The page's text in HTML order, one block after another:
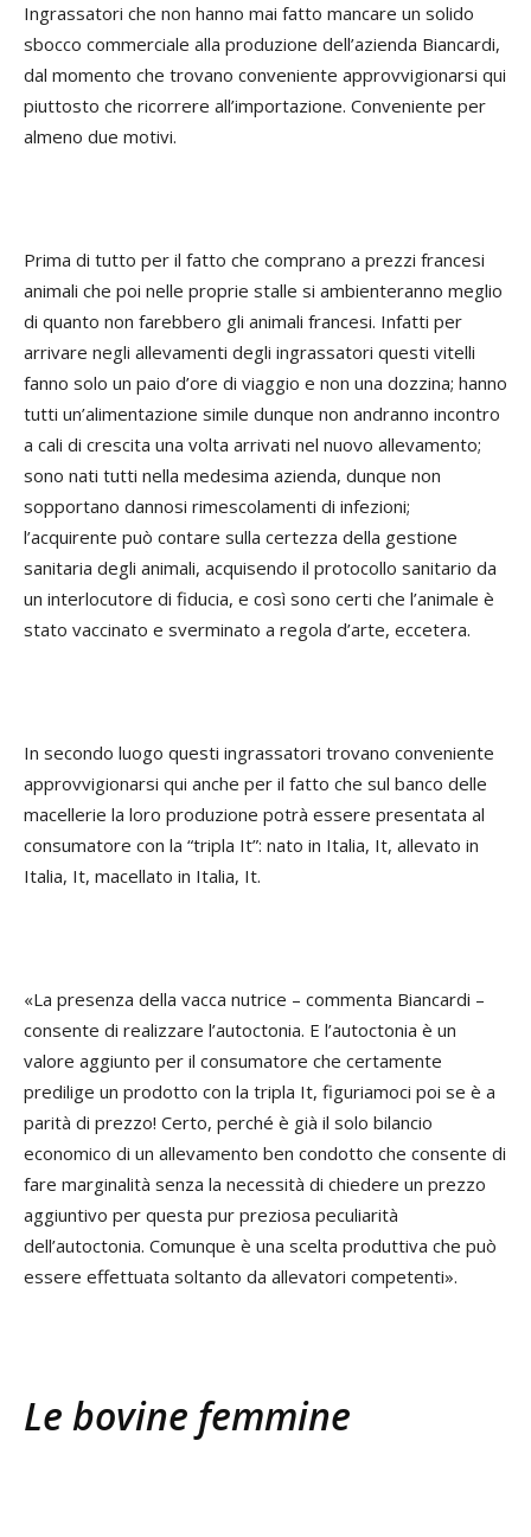
Ingrassatori che non hanno mai fatto mancare un solido
sbocco commerciale alla produzione dell’azienda Biancardi,
dal momento che trovano conveniente approvvigionarsi qui
piuttosto che ricorrere all’importazione. Conveniente per
almeno due motivi.
Prima di tutto per il fatto che comprano a prezzi francesi
animali che poi nelle proprie stalle si ambienteranno meglio
di quanto non farebbero gli animali francesi. Infatti per
arrivare negli allevamenti degli ingrassatori questi vitelli
fanno solo un paio d’ore di viaggio e non una dozzina; hanno
tutti un’alimentazione simile dunque non andranno incontro
a cali di crescita una volta arrivati nel nuovo allevamento;
sono nati tutti nella medesima azienda, dunque non
sopportano dannosi rimescolamenti di infezioni;
l’acquirente può contare sulla certezza della gestione
sanitaria degli animali, acquisendo il protocollo sanitario da
un interlocutore di fiducia, e così sono certi che l’animale è
stato vaccinato e sverminato a regola d’arte, eccetera.
In secondo luogo questi ingrassatori trovano conveniente
approvvigionarsi qui anche per il fatto che sul banco delle
macellerie la loro produzione potrà essere presentata al
consumatore con la “tripla It”: nato in Italia, It, allevato in
Italia, It, macellato in Italia, It.
«La presenza della vacca nutrice – commenta Biancardi –
consente di realizzare l’autoctonia. E l’autoctonia è un
valore aggiunto per il consumatore che certamente
predilige un prodotto con la tripla It, figuriamoci poi se è a
parità di prezzo! Certo, perché è già il solo bilancio
economico di un allevamento ben condotto che consente di
fare marginalità senza la necessità di chiedere un prezzo
aggiuntivo per questa pur preziosa peculiarità
dell’autoctonia. Comunque è una scelta produttiva che può
essere effettuata soltanto da allevatori competenti».
Le bovine femmine